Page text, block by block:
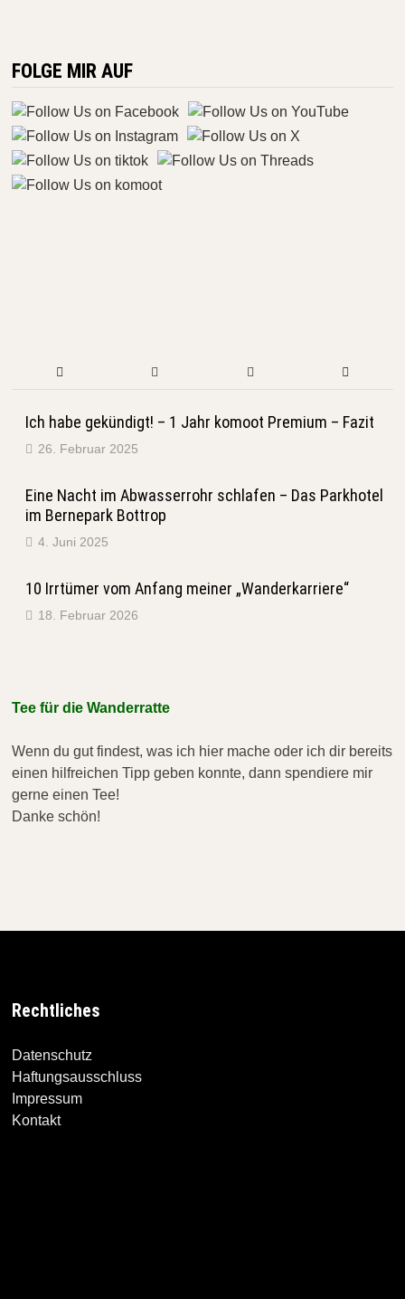
FOLGE MIR AUF
Ich habe gekündigt! – 1 Jahr komoot Premium – Fazit
26. Februar 2025
Eine Nacht im Abwasserrohr schlafen – Das Parkhotel
im Bernepark Bottrop
4. Juni 2025
10 Irrtümer vom Anfang meiner „Wanderkarriere“
18. Februar 2026
Tee für die Wanderratte
Wenn du gut findest, was ich hier mache oder ich dir bereits
einen hilfreichen Tipp geben konnte, dann spendiere mir
gerne einen Tee!
Danke schön!
Rechtliches
Datenschutz
Haftungsausschluss
Impressum
Kontakt